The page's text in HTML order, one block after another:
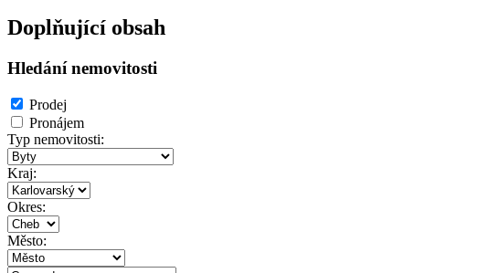
Doplňující obsah
Hledání nemovitosti
Prodej
Pronájem
Typ nemovitosti:
Kraj:
Okres:
Město: